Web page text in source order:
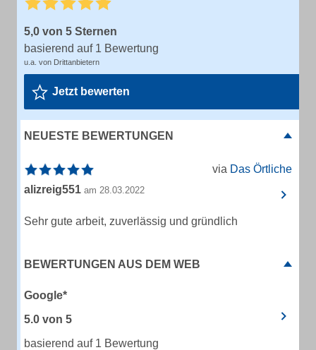
5,0 von 5 Sternen
basierend auf 1 Bewertung
u.a. von Drittanbietern
Jetzt bewerten
NEUESTE BEWERTUNGEN
via Das Örtliche
alizreig551 am 28.03.2022
Sehr gute arbeit, zuverlässig und gründlich
BEWERTUNGEN AUS DEM WEB
Google*
5.0 von 5
basierend auf 1 Bewertung